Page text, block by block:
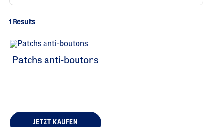
1 Results
Patchs anti-boutons​​
JETZT KAUFEN